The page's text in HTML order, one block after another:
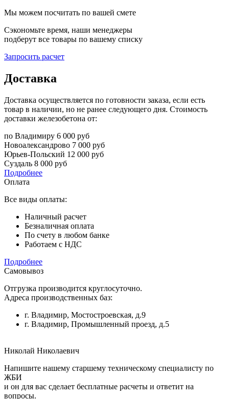
Мы можем посчитать по вашей смете
Сэкономьте время, наши менеджеры
подберут все товары по вашему списку
Запросить расчет
Доставка
Доставка осуществляется по готовности заказа, если есть
товар в наличии, но не ранее следующего дня. Стоимость
доставки железобетона от:
по Владимиру 6 000 руб
Новоалександрово 7 000 руб
Юрьев-Польский 12 000 руб
Суздаль 8 000 руб
Подробнее
Оплата
Все виды оплаты:
Наличный расчет
Безналичная оплата
По счету в любом банке
Работаем с НДС
Подробнее
Самовывоз
Отгрузка производится круглосуточно.
Адреса производственных баз:
г. Владимир, Мостостроевская, д.9
г. Владимир, Промышленный проезд, д.5
Николай Николаевич
Напишите нашему старшему техническому специалисту по
ЖБИ
и он для вас сделает бесплатные расчеты и ответит на
вопросы.